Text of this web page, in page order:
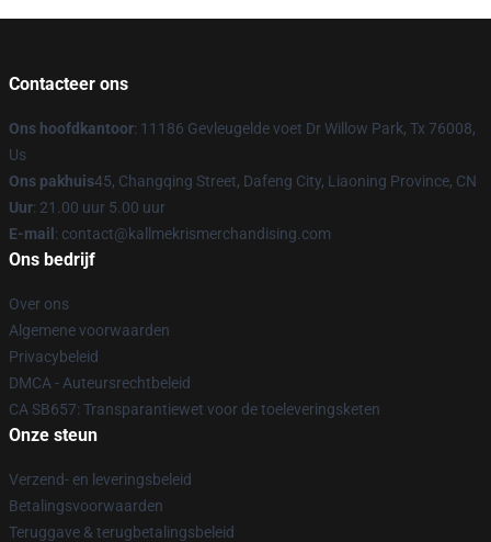
Contacteer ons
Ons hoofdkantoor: 11186 Gevleugelde voet Dr Willow Park, Tx 76008,
Us
Ons pakhuis45, Changqing Street, Dafeng City, Liaoning Province, CN
Uur: 21.00 uur 5.00 uur
E-mail : contact@kallmekrismerchandising.com
Ons bedrijf
Over ons
Algemene voorwaarden
Privacybeleid
DMCA - Auteursrechtbeleid
CA SB657: Transparantiewet voor de toeleveringsketen
Onze steun
Verzend- en leveringsbeleid
Betalingsvoorwaarden
Teruggave & terugbetalingsbeleid